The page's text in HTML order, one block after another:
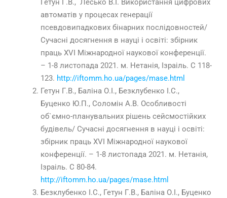
Гетун Г.В., Лесько В.І. Використання цифрових
автоматів у процесах генерації
псевдовипадкових бінарних послідовностей/
Сучасні досягнення в науці і освіті: збірник
праць XVI Міжнародної наукової конференції.
– 1-8 листопада 2021. м. Нетанія, Ізраіль. С 118-
123. http://iftomm.ho.ua/pages/mase.html
Гетун Г.В., Баліна О.І., Безклубенко І.С.,
Буценко Ю.П., Соломін А.В. Особливості
об`ємно-планувальних рішень сейсмостійких
будівель/ Сучасні досягнення в науці і освіті:
збірник праць XVI Міжнародної наукової
конференції. – 1-8 листопада 2021. м. Нетанія,
Ізраіль. С 80-84.
http://iftomm.ho.ua/pages/mase.html
Безклубенко І.С., Гетун Г.В., Баліна О.І., Буценко